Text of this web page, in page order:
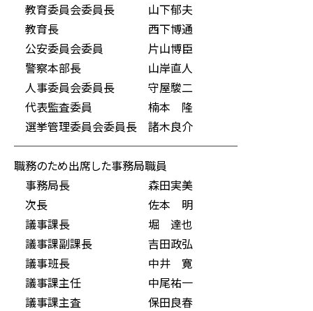
教育委員会委員長 山下郁夫
教育長 西下博通
公安委員会委員 片山博臣
警察本部長 山岸直人
人事委員会委員長 守屋駿二
代表監査委員 楠本 隆
選挙管理委員会委員長 諸木良介
────────────────────
職務のため出席した事務局職員
事務局長 森田実美
次長 佐本 明
議事課長 堀 達也
議事課副課長 吉田政弘
議事班長 中井 寛
議事課主任 中尾祐一
議事課主査 保田良春